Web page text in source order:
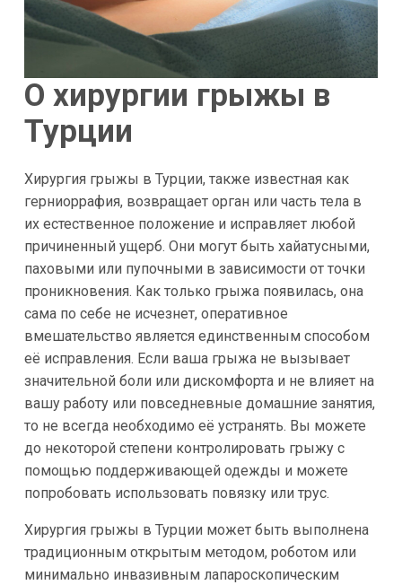
О хирургии грыжы в
Турции
Хирургия грыжы в Турции, также известная как
герниоррафия, возвращает орган или часть тела в
их естественное положение и исправляет любой
причиненный ущерб. Они могут быть хайатусными,
паховыми или пупочными в зависимости от точки
проникновения. Как только грыжа появилась, она
сама по себе не исчезнет, оперативное
вмешательство является единственным способом
её исправления. Если ваша грыжа не вызывает
значительной боли или дискомфорта и не влияет на
вашу работу или повседневные домашние занятия,
то не всегда необходимо её устранять. Вы можете
до некоторой степени контролировать грыжу с
помощью поддерживающей одежды и можете
попробовать использовать повязку или трус.
Хирургия грыжы в Турции может быть выполнена
традиционным открытым методом, роботом или
минимально инвазивным лапароскопическим